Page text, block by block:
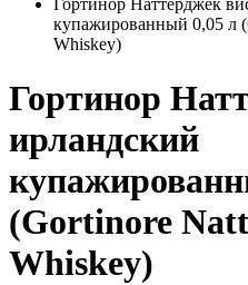
Гортинор Наттерджек
купажированный 0,05 л
Whiskey)
Гортинор
ирландский
(Gortinore
Whiskey)